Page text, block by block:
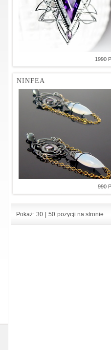
1990
NINFEA
990
Pokaż: 30 50 pozycji na stronie